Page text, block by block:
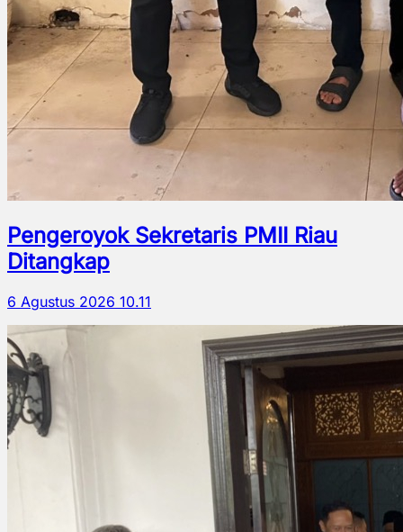
Pengeroyok Sekretaris PMII Riau
Ditangkap
6 Agustus 2026 10.11